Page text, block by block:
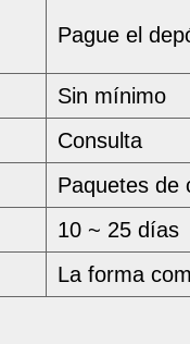
Pague el
Sin mínimo
Consulta
Paquetes de
10 ~ 25 días
La forma